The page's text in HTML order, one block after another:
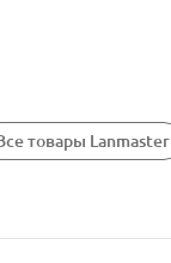
товары Lanmaster